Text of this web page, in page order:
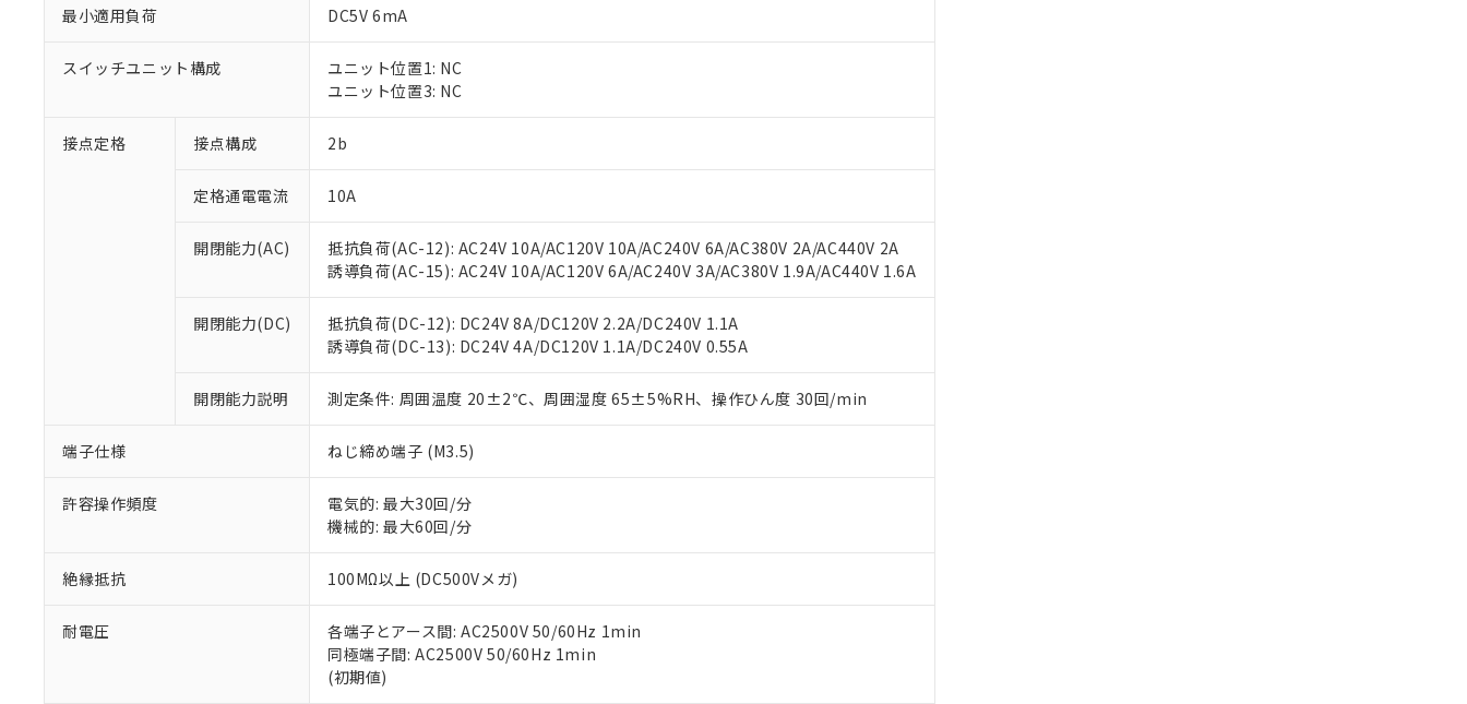
最小適用負荷 DC5V 6mA
スイッチユニット構成
ユニット位置1: NC
ユニット位置3: NC
接点定格 接点構成 2b
定格通電電流 10A
開閉能力(AC)
抵抗負荷(AC-12): AC24V 10A/AC120V 10A/AC240V 6A/AC380V 2A/AC440V 2A
誘導負荷(AC-15): AC24V 10A/AC120V 6A/AC240V 3A/AC380V 1.9A/AC440V 1.6A
開閉能力(DC)
抵抗負荷(DC-12): DC24V 8A/DC120V 2.2A/DC240V 1.1A
誘導負荷(DC-13): DC24V 4A/DC120V 1.1A/DC240V 0.55A
開閉能力説明 測定条件: 周囲温度 20±2℃、周囲湿度 65±5%RH、操作ひん度 30回/min
端子仕様 ねじ締め端子 (M3.5)
許容操作頻度
電気的: 最大30回/分
機械的: 最大60回/分
絶縁抵抗 100MΩ以上 (DC500Vメガ)
耐電圧
各端子とアース間: AC2500V 50/60Hz 1min
同極端子間: AC2500V 50/60Hz 1min
(初期値)
本サービスは、当社制御機器事業取扱商品の当社在庫状況および標準価格(税抜)を提供させていただ
くものです。
当社制御機器事業取扱商品の中には、本サービスの対象外となる商品もあることをご了承ください。
在庫状況および標準価格照会結果は、記載している更新日時点での社内データに基づき作成されるも
のであり、閲覧された時点での実際の在庫および標準価格とは異なる場合があることをご了承くださ
い。
正式な納期状況および標準価格はお客様のお取引先、またはお客様担当のオムロン制御機器販売店・
在庫状況および標準価格結果を当社の事前の承諾なく第三者に漏洩または開示しないようお願いしま
す。
マイパーツ機能（部品リスト作成サービス）をご利用いただくには、I-Webメンバーズにご登録され
ている必要があります。
お客様が当ウェブサイト上で当社にご登録された部品リストについて、当社および当社の共同利用者
が、当社の製品・サービスに関するお客様との取引・商談に必要な範囲で利用することをご了承くだ
※当社の共同利用者とは、 "個人情報の共同利用に関して"
いる法人を指します。
※1 対応状況
対応済み：EU RoHS指令（10物質）の非含有に対応した製品が提供可能な商品です。
対応予定：EU RoHS指令（10物質）の非含有に対応した製品に切り替える予定のある商品です。
対応予定なし：EU RoHS指令（10物質）の非含有に非対応の商品で、対応品を出す予定はありません。
仕入先様の事情により、非含有部品としていたものが、含有品と判明した場合などやむを得ず変更すること
があります。
*EU RoHS指令（10物質）：
鉛(Pb) 1000ppm以下、 水銀(Hg) 1000ppm以下、 カドミウム(Cd) 100ppm以下、
六価クロム(Cr(Ⅵ)) 1000ppm以下、ポリ臭化ビフェニル類(PBB) 1000ppm以下、ポリ臭化ジフェニルエーテル類(PBDE) 1000ppm以下、
フタル酸ビス(2-エチルヘキシル) (DEHP)(別名：DOP) 1000ppm以下、フタル酸ブチルベンジル（BBP） 1000ppm以下、フタル酸ジブチ
ル（DBP） 1000ppm以下、フタル酸ジイソブチル (DIBP) 1000ppm以下
但し、RoHS指令で産業用監視および制御機器に対する適用除外項目は除く。
フタル酸エステル類の４物質については閾値を超える意図的な使用がないことを確認しています。
部品在庫の切り替え状況などにより、予定月が前後することがあります。
※3 非含有証明書ダウンロード
下記の非含有証明書をダウンロードすることができます。
EU RoHS指令（10物質）の非含有証明書
51物質の非含有証明書（当社基準）
※本証明書は発行日時点で非含有を証明するもので、過去に遡って非含有を証明するものではありません。
※1 中国RoHS○×表
「○」：最大均質材料含有率が中国RoHSの基準値以下であることを示します。
「×」：最大均質材料含有率が中国RoHSの基準値を超えていることを示します。
「－」：未確認です。当社販売部門へお問い合わせください。
*中国RoHS10物質の基準値 (GB/T26572)：
Pb(鉛) :1000ppm、 Hg(水銀) : 1000ppm、 Cd(カドミウム) : 100ppm、
Cr(Ⅵ)(六価クロム) : 1000ppm、 PBBs(ポリ臭化ビフェニル類) : 1000ppm、 PBDEs(ポリ臭化ジフェニルエーテル類) : 1000ppm、
※2 環境保護使用期限
「10」：通常の使用状況下において有害物質が外部に漏えいし、環境に深刻な影響を及ぼさない年数を意
味します。
「－」：未確認です。当社販売部門へお問い合わせください。
当社は、これら貴社製品のうち、外国為替および外国貿易法に定める商品（以下｢規制貨物等」とい
う）を輸出または国外への提供する場合は、日本国政府の輸出許可(または役務取引許可)を取得する
などの必要な手続きをとります。
当社は規制貨物を破棄する場合は、完全に破砕するなど、違法に輸出されないよう必要な手段を講じ
ます。
当社は貴社製品を、核兵器、ミサイル、化学兵器、生物兵器またはその他武器並びにこれらの製造装
置等に一切使用いたしません。
また当社は、販売先および販売に係わる関係者が違法に輸出するおそれがある場合は、取り引きをい
たしません。
説明
一定数以上の在庫あり
在庫なし(最新の在庫状況については、お客様のお取引先、またはお客様担当のオムロン制御
受注生産機種、また在庫状況の情報を公開していない機種